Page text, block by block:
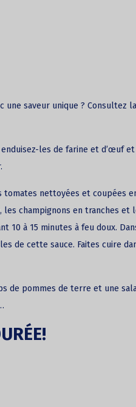
une saveur unique ? Consultez
les de farine et d’œuf
tomates nettoyées et coupées
les champignons en tranches et
10 à 15 minutes à feu doux.
de cette sauce. Faites cuire
de pommes de terre et une